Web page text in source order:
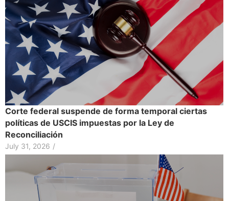
Corte federal suspende de forma temporal ciertas
políticas de USCIS impuestas por la Ley de
Reconciliación
July 31, 2026 /